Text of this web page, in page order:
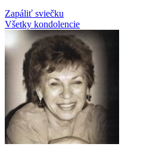
Zapáliť sviečku
Všetky kondolencie